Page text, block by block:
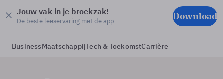
Jouw vak in je broekzak!
De beste leeservaring met de app Download
BusinessMaatschappijTech & ToekomstCarrière